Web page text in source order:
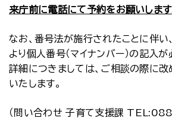
来庁前に電話にて予約をお願いします
なお、番号法が施行されたことに伴い、
より個人番号（マイナンバー）の記入が
詳細につきましては、ご相談の際に
いたします。
（問い合わせ 子育て支援課